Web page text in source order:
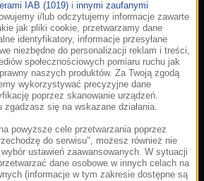
IAB (1019) i innymi zaufanymi
i/lub odczytujemy informacje zawarte
jak pliki cookie, przetwarzamy dane
identyfikatory, informacje przesyłane
niezbędne do personalizacji reklam i treści,
społecznościowych pomiaru ruchu jak
naszych produktów. Za Twoją zgodą
wykorzystywać precyzyjne dane
poprzez skanowanie urządzeń.
zgadzasz się na wskazane działania.
powyższe cele przetwarzania poprzez
do serwisu", możesz również nie
ustawień zaawansowanych. W sytuacji
dane osobowe w innych celach na
(informacje w tym zakresie dostępne są